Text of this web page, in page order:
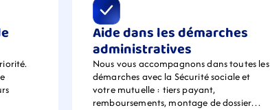
Aide dans les démarches
administratives
Nous vous accompagnons dans toutes les
démarches avec la Sécurité sociale et
votre mutuelle : tiers payant,
remboursements, montage de dossier…